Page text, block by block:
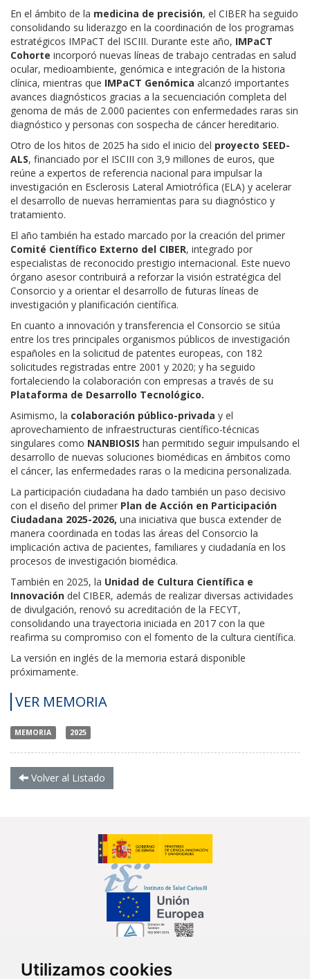
Utilizamos cookies
En el ámbito de la medicina de precisión, el CIBER ha seguido
consolidando su liderazgo en la coordinación de los programas
estratégicos IMPaCT del ISCIII. Durante este año, IMPaCT
Cohorte incorporó nuevas líneas de trabajo centradas en salud
ocular, medioambiente, genómica e integración de la historia
clínica, mientras que IMPaCT Genómica alcanzó importantes
avances diagnósticos gracias a la secuenciación completa del
genoma de más de 2.000 pacientes con enfermedades raras sin
diagnóstico y personas con sospecha de cáncer hereditario.
Otro de los hitos de 2025 ha sido el inicio del proyecto SEED-
ALS, financiado por el ISCIII con 3,9 millones de euros, que
reúne a expertos de referencia nacional para impulsar la
investigación en Esclerosis Lateral Amiotrófica (ELA) y acelerar
el desarrollo de nuevas herramientas para su diagnóstico y
tratamiento.
El año también ha estado marcado por la creación del primer
Comité Científico Externo del CIBER, integrado por
especialistas de reconocido prestigio internacional. Este nuevo
órgano asesor contribuirá a reforzar la visión estratégica del
Consorcio y a orientar el desarrollo de futuras líneas de
investigación y planificación científica.
En cuanto a innovación y transferencia el Consorcio se sitúa
entre los tres principales organismos públicos de investigación
españoles en la solicitud de patentes europeas, con 182
solicitudes registradas entre 2001 y 2020; y ha seguido
fortaleciendo la colaboración con empresas a través de su
Plataforma de Desarrollo Tecnológico.
Asimismo, la colaboración público-privada y el
aprovechamiento de infraestructuras científico-técnicas
singulares como NANBIOSIS han permitido seguir impulsando el
desarrollo de nuevas soluciones biomédicas en ámbitos como
el cáncer, las enfermedades raras o la medicina personalizada.
La participación ciudadana ha dado también un paso decisivo
con el diseño del primer Plan de Acción en Participación
Ciudadana 2025-2026, una iniciativa que busca extender de
manera coordinada en todas las áreas del Consorcio la
implicación activa de pacientes, familiares y ciudadanía en los
procesos de investigación biomédica.
También en 2025, la Unidad de Cultura Científica e
Innovación del CIBER, además de realizar diversas actividades
de divulgación, renovó su acreditación de la FECYT,
consolidando una trayectoria iniciada en 2017 con la que
reafirma su compromiso con el fomento de la cultura científica.
La versión en inglés de la memoria estará disponible
próximamente.
VER MEMORIA
MEMORIA 2025
Volver al Listado
Síguenos en...